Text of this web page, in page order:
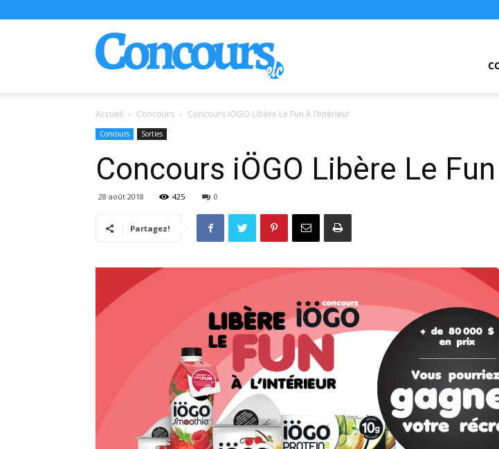
Accueil Concours Concours iÖGO Libère Le Fun À l’Intérieur
Concours Sorties
Concours iÖGO Libère Le
28 août 2018 425 0
Partagez!